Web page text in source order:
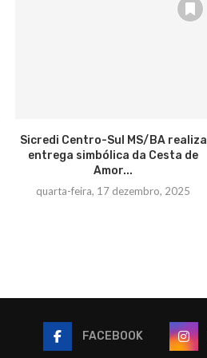
Sicredi Centro-Sul MS/BA realiza
entrega simbólica da Cesta de
Amor...
quarta-feira, 17 dezembro, 2025
FACEBOOK